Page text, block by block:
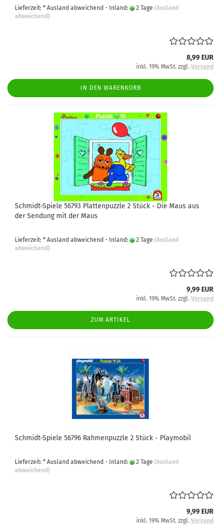
Lieferzeit: * Ausland abweichend - Inland: 2 Tage (Ausland
abweichend)
8,99 EUR
inkl. 19% MwSt. zzgl. Versand
IN DEN WARENKORB
Schmidt-Spiele 56793 Plattenpuzzle 2 Stück - Die Maus aus
der Sendung mit der Maus
Lieferzeit: * Ausland abweichend - Inland: 2 Tage (Ausland
abweichend)
9,99 EUR
inkl. 19% MwSt. zzgl. Versand
ZUM ARTIKEL
Schmidt-Spiele 56796 Rahmenpuzzle 2 Stück - Playmobil
Lieferzeit: * Ausland abweichend - Inland: 2 Tage (Ausland
abweichend)
9,99 EUR
inkl. 19% MwSt. zzgl. Versand